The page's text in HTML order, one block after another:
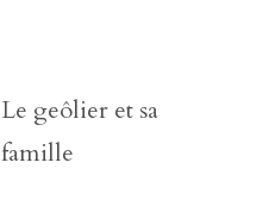
Le geôlier et sa
famille